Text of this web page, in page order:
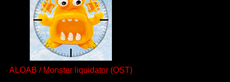
ALOAB / Monster liquidator (OST)